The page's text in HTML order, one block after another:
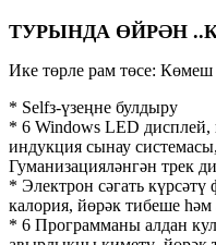
ТУРЫНДА ӨЙРӘН ..
Ике төрле рам төсе:
* Selfз-үзеңне булдыру
* 6 Windows LED дисплей,
индукция сынау
Гуманизацияләнгән трек
* Электрон сәгать
калория, йөрәк тибеше
* 6 Программаны алдан